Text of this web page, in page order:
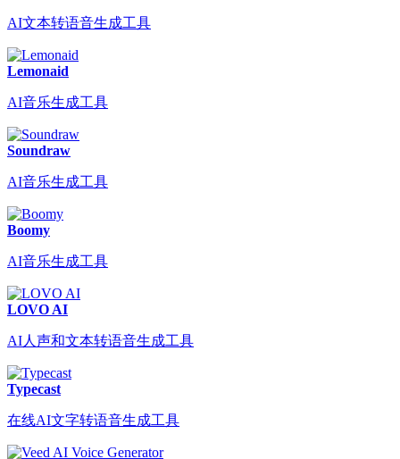
AI文本转语音生成工具
Lemonaid
AI音乐生成工具
Soundraw
AI音乐生成工具
Boomy
AI音乐生成工具
LOVO AI
AI人声和文本转语音生成工具
Typecast
在线AI文字转语音生成工具